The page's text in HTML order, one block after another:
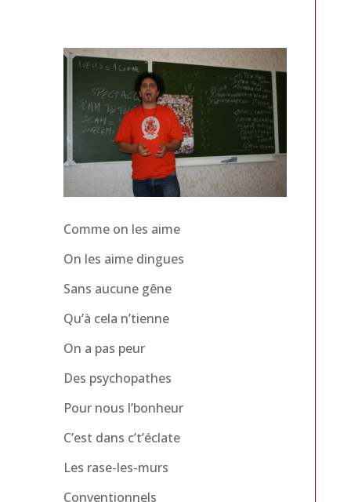
Comme on les aime
On les aime dingues
Sans aucune gêne
Qu’à cela n’tienne
On a pas peur
Des psychopathes
Pour nous l’bonheur
C’est dans c’t’éclate
Les rase-les-murs
Conventionnels